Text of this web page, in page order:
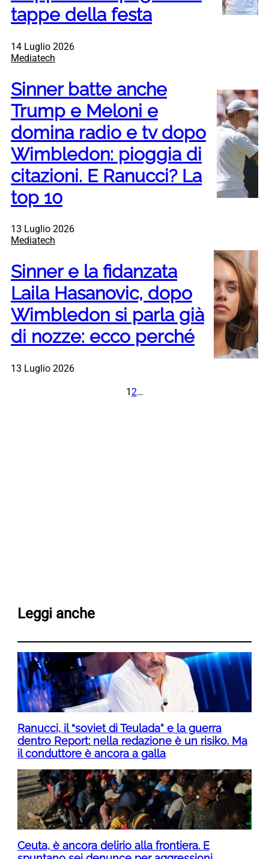
tappe della festa
14 Luglio 2026
Mediatech
Sinner batte anche
Trump e Meloni e
domina radio e tv dopo
Wimbledon: pioggia di
citazioni. E Ranucci? La
top 10
13 Luglio 2026
Mediatech
Sinner e la fidanzata
Laila Hasanovic, dopo
Wimbledon si parla già
di nozze: ecco perché
13 Luglio 2026
1 2…
Leggi anche
Ranucci, il “soviet di Teulada” e la guerra
dentro Report: nella redazione è un risiko. Ma
il conduttore è ancora a galla
Ceuta, è ancora delirio alla frontiera. E